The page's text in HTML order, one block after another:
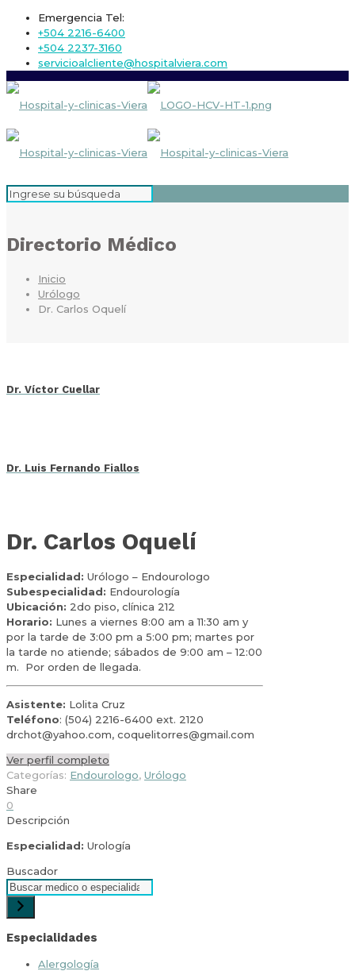
Emergencia Tel:
+504 2216-6400
+504 2237-3160
servicioalcliente@hospitalviera.com
Directorio Médico
Inicio
Urólogo
Dr. Carlos Oquelí
Dr. Víctor Cuellar
Dr. Luis Fernando Fiallos
Dr. Carlos Oquelí
Especialidad: Urólogo – Endourologo
Subespecialidad: Endourología
Ubicación: 2do piso, clínica 212
Horario: Lunes a viernes 8:00 am a 11:30 am y
por la tarde de 3:00 pm a 5:00 pm; martes por
la tarde no atiende; sábados de 9:00 am – 12:00
m. Por orden de llegada.
Asistente: Lolita Cruz
Teléfono: (504) 2216-6400 ext. 2120
drchot@yahoo.com, coquelitorres@gmail.com
Ver perfil completo
Categorías: Endourologo, Urólogo
Share
0
Descripción
Especialidad: Urología
Buscador
Especialidades
Alergología